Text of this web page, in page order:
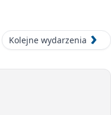
Kolejne wydarzenia